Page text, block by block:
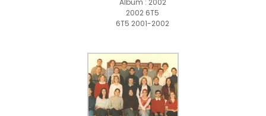
Album : 2002
2002 6T5
6T5 2001-2002